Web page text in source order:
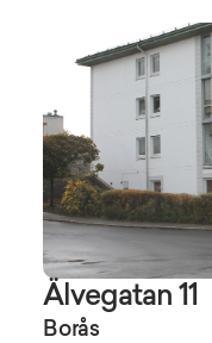
Älvegatan 11
Borås